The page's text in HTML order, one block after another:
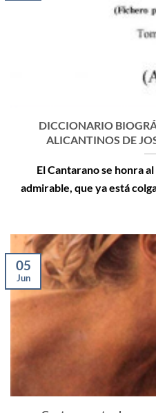
DICCIONARIO
ALICANTINOS DE
El Cantarano se honra
admirable, que ya está
05
Jun